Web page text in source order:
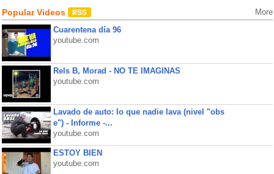
Popular Videos More
Cuarentena día 96
youtube.com
Rels B, Morad - NO TE IMAGINAS
youtube.com
Lavado de auto: lo que nadie lava (nivel "obs
e") - Informe -...
youtube.com
ESTOY BIEN
youtube.com